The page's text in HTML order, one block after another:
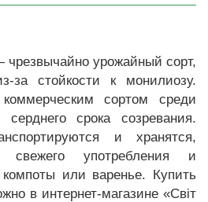
чрезвычайно урожайный сорт,
за стойкости к монилиозу.
сортом среди
серднего срока созревания.
и хранятся,
свежего употребления и
или варенье. Купить
в интернет-магазине «Світ